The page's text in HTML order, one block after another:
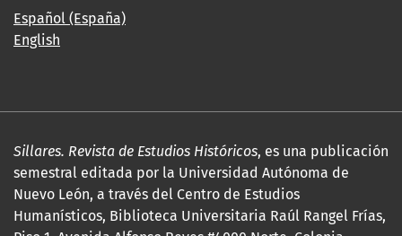
Español (España)
English
Sillares. Revista de Estudios Históricos, es una publicación
semestral editada por la Universidad Autónoma de
Nuevo León, a través del Centro de Estudios
Humanísticos, Biblioteca Universitaria Raúl Rangel Frías,